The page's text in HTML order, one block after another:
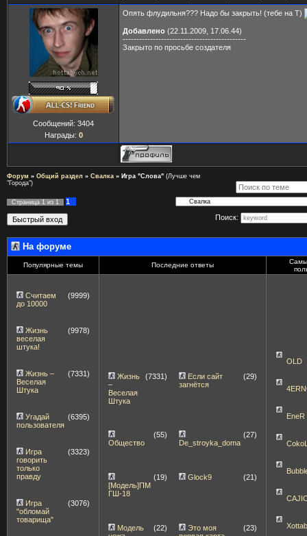
Сообщений: 3404
Награды: 0
Опять флудильня??? Надо бы закрыть! (тебе на Т)
Добавлено (22.11.2009, 17.06.44)
---------------------------------------------
Закрыто по просьбе создателя
Форум » Общий раздел » Свалка » Игра "Слова" (Лучше чем
"Города")
Страница 1 из 1
1
Поиск:
На форуме
Популярные темы Последние ответы
Считаем
до 10000
(9999)
Жизнь
веселая
штука!
(9978)
Жизнь –
Веселая
Штука
(7331)
Угадай
пользователя
(6395)
Игра
говорить
только
правду
(3323)
Игра
"обломай
товарища"
(3076)
Жизнь
–
Веселая
Штука
(7331)
Если сайт
загнётся
(29)
Общество
(55)
De_stroyka_doma
(27)
[Модель]ПМ
ГШ-18
(19) Glock9 (21)
Модель
(22)
Это моя
(23)
OLD
EneR